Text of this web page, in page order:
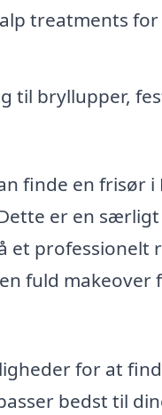
treatments
til bryllupper,
finde en frisør i
er en
et professionelt
fuld makeover
for at
bedst til